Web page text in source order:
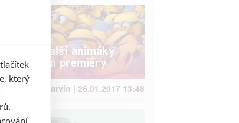
2 a další animáky
datum premiéry
Anarvin | 26.01.2017 13:48
který